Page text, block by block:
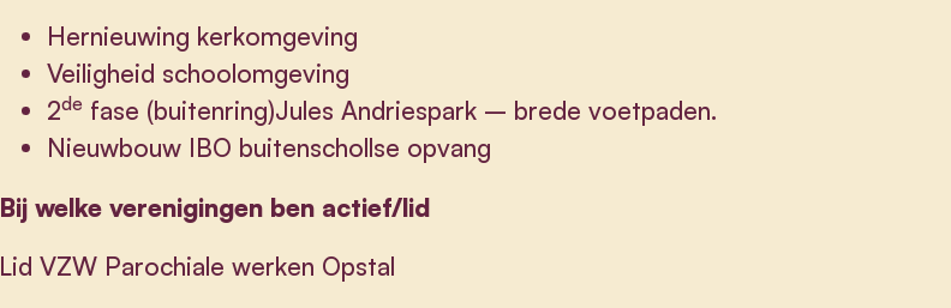
Hernieuwing kerkomgeving
Veiligheid schoolomgeving
2de fase (buitenring)Jules Andriespark – brede voetpaden.
Nieuwbouw IBO buitenschollse opvang
Bij welke verenigingen ben actief/lid
Lid VZW Parochiale werken Opstal